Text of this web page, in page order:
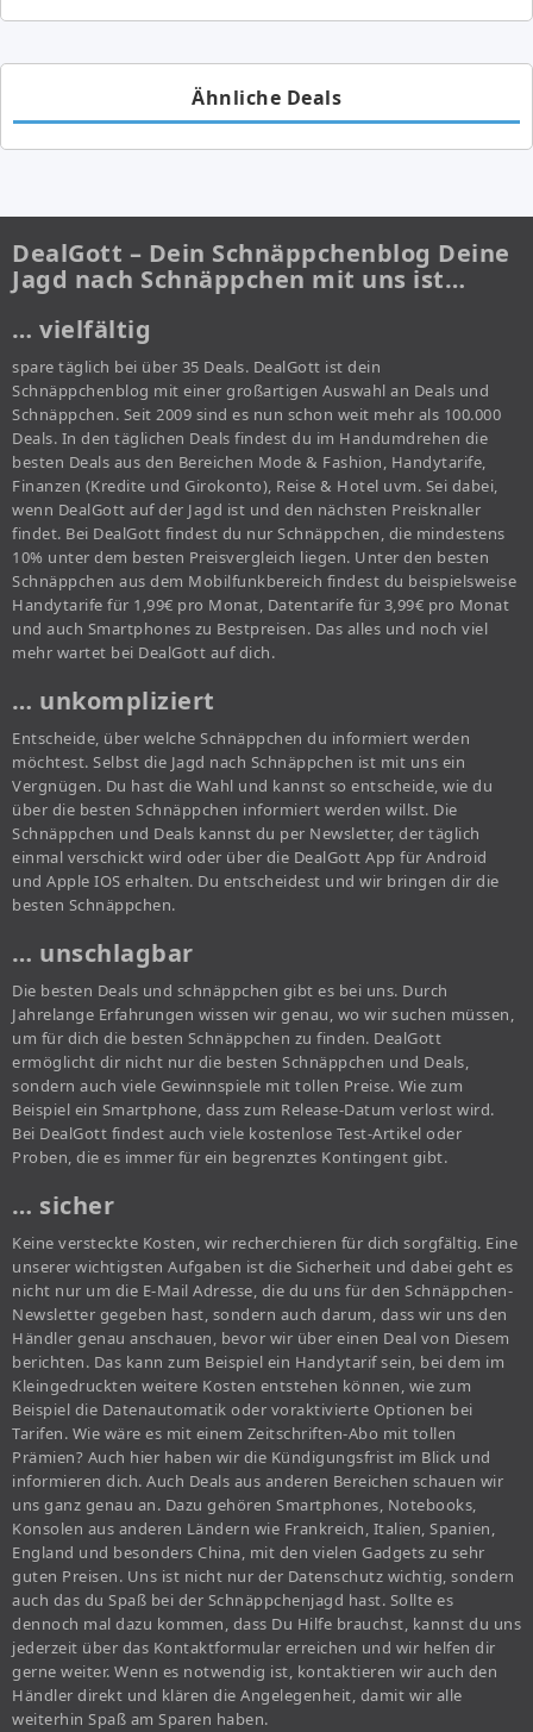
Ähnliche Deals
DealGott – Dein Schnäppchenblog Deine
Jagd nach Schnäppchen mit uns ist…
… vielfältig
spare täglich bei über 35 Deals. DealGott ist dein
Schnäppchenblog mit einer großartigen Auswahl an Deals und
Schnäppchen. Seit 2009 sind es nun schon weit mehr als 100.000
Deals. In den täglichen Deals findest du im Handumdrehen die
besten Deals aus den Bereichen Mode & Fashion, Handytarife,
Finanzen (Kredite und Girokonto), Reise & Hotel uvm. Sei dabei,
wenn DealGott auf der Jagd ist und den nächsten Preisknaller
findet. Bei DealGott findest du nur Schnäppchen, die mindestens
10% unter dem besten Preisvergleich liegen. Unter den besten
Schnäppchen aus dem Mobilfunkbereich findest du beispielsweise
Handytarife für 1,99€ pro Monat, Datentarife für 3,99€ pro Monat
und auch Smartphones zu Bestpreisen. Das alles und noch viel
mehr wartet bei DealGott auf dich.
… unkompliziert
Entscheide, über welche Schnäppchen du informiert werden
möchtest. Selbst die Jagd nach Schnäppchen ist mit uns ein
Vergnügen. Du hast die Wahl und kannst so entscheide, wie du
über die besten Schnäppchen informiert werden willst. Die
Schnäppchen und Deals kannst du per Newsletter, der täglich
einmal verschickt wird oder über die DealGott App für Android
und Apple IOS erhalten. Du entscheidest und wir bringen dir die
besten Schnäppchen.
… unschlagbar
Die besten Deals und schnäppchen gibt es bei uns. Durch
Jahrelange Erfahrungen wissen wir genau, wo wir suchen müssen,
um für dich die besten Schnäppchen zu finden. DealGott
ermöglicht dir nicht nur die besten Schnäppchen und Deals,
sondern auch viele Gewinnspiele mit tollen Preise. Wie zum
Beispiel ein Smartphone, dass zum Release-Datum verlost wird.
Bei DealGott findest auch viele kostenlose Test-Artikel oder
Proben, die es immer für ein begrenztes Kontingent gibt.
… sicher
Keine versteckte Kosten, wir recherchieren für dich sorgfältig. Eine
unserer wichtigsten Aufgaben ist die Sicherheit und dabei geht es
nicht nur um die E-Mail Adresse, die du uns für den Schnäppchen-
Newsletter gegeben hast, sondern auch darum, dass wir uns den
Händler genau anschauen, bevor wir über einen Deal von Diesem
berichten. Das kann zum Beispiel ein Handytarif sein, bei dem im
Kleingedruckten weitere Kosten entstehen können, wie zum
Beispiel die Datenautomatik oder voraktivierte Optionen bei
Tarifen. Wie wäre es mit einem Zeitschriften-Abo mit tollen
Prämien? Auch hier haben wir die Kündigungsfrist im Blick und
informieren dich. Auch Deals aus anderen Bereichen schauen wir
uns ganz genau an. Dazu gehören Smartphones, Notebooks,
Konsolen aus anderen Ländern wie Frankreich, Italien, Spanien,
England und besonders China, mit den vielen Gadgets zu sehr
guten Preisen. Uns ist nicht nur der Datenschutz wichtig, sondern
auch das du Spaß bei der Schnäppchenjagd hast. Sollte es
dennoch mal dazu kommen, dass Du Hilfe brauchst, kannst du uns
jederzeit über das Kontaktformular erreichen und wir helfen dir
gerne weiter. Wenn es notwendig ist, kontaktieren wir auch den
Händler direkt und klären die Angelegenheit, damit wir alle
weiterhin Spaß am Sparen haben.